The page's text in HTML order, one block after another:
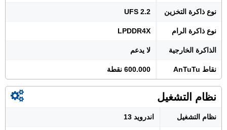
نوع ذاكرة التخزين UFS 2.2
نوع ذاكرة الرام LPDDR4X
الذاكرة الخارجية لا يدعم
نقاط AnTuTu 600.000 نقطة
نظام التشغيل
نظام التشغيل اندرويد 13